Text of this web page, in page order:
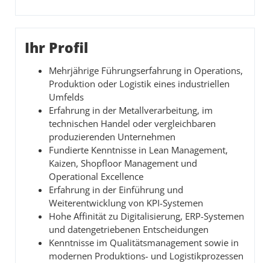
Ihr Profil
Mehrjährige Führungserfahrung in Operations,
Produktion oder Logistik eines industriellen
Umfelds
Erfahrung in der Metallverarbeitung, im
technischen Handel oder vergleichbaren
produzierenden Unternehmen
Fundierte Kenntnisse in Lean Management,
Kaizen, Shopfloor Management und
Operational Excellence
Erfahrung in der Einführung und
Weiterentwicklung von KPI-Systemen
Hohe Affinität zu Digitalisierung, ERP-Systemen
und datengetriebenen Entscheidungen
Kenntnisse im Qualitätsmanagement sowie in
modernen Produktions- und Logistikprozessen